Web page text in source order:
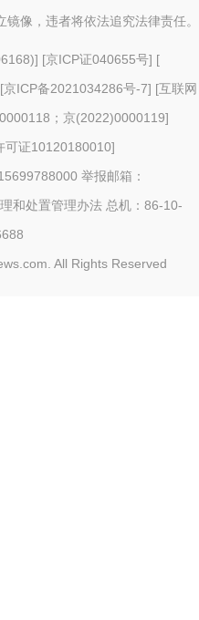
像，违者将依法追究法律责任。
] [京ICP证040655号] [
京ICP备2021034286号-7] [互联网
；京(2022)0000119]
可证10120180010]
举报邮箱：
和处置管理办法 总机：86-10-
All Rights Reserved